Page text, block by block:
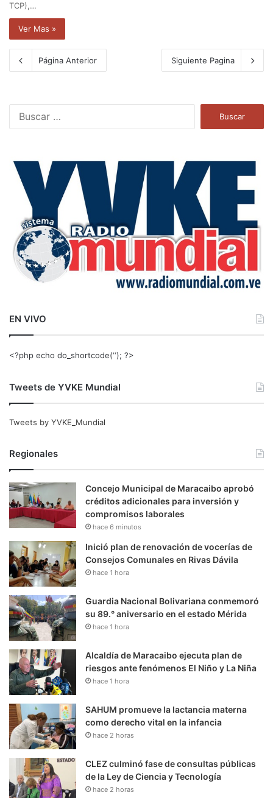
TCP),…
Ver Mas »
Página Anterior Siguiente Pagina
a
EN VIVO
<?php echo do_shortcode(‘‘); ?>
Tweets de YVKE Mundial
Tweets by YVKE_Mundial
Regionales
Concejo Municipal de Maracaibo aprobó
créditos adicionales para inversión y
compromisos laborales
hace 6 minutos
Inició plan de renovación de vocerías de
Consejos Comunales en Rivas Dávila
hace 1 hora
Guardia Nacional Bolivariana conmemoró
su 89.° aniversario en el estado Mérida
hace 1 hora
Alcaldía de Maracaibo ejecuta plan de
riesgos ante fenómenos El Niño y La Niña
hace 1 hora
SAHUM promueve la lactancia materna
como derecho vital en la infancia
hace 2 horas
CLEZ culminó fase de consultas públicas
de la Ley de Ciencia y Tecnología
hace 2 horas